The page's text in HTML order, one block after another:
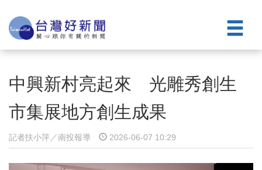
中興新村亮起來 光雕秀創生
市集展地方創生成果
記者扶小萍／南投報導 2026-06-07 10:29